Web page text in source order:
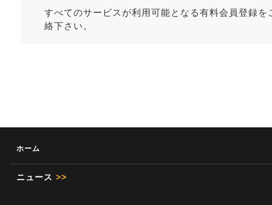
すべてのサービスが利用可能となる有料会員登録を
絡下さい。
ホーム
ニュース >>